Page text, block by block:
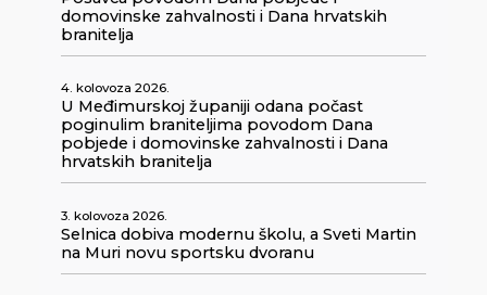
domovinske zahvalnosti i Dana hrvatskih
branitelja
4. kolovoza 2026.
U Međimurskoj županiji odana počast
poginulim braniteljima povodom Dana
pobjede i domovinske zahvalnosti i Dana
hrvatskih branitelja
3. kolovoza 2026.
Selnica dobiva modernu školu, a Sveti Martin
na Muri novu sportsku dvoranu